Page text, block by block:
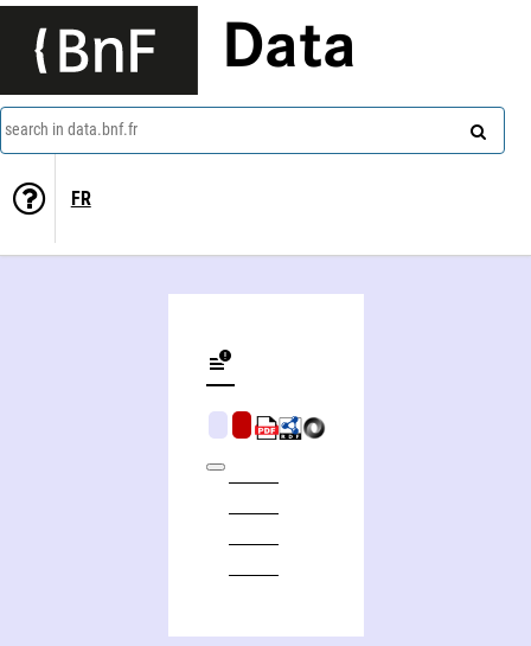
Data
search in data.bnf.fr
FR